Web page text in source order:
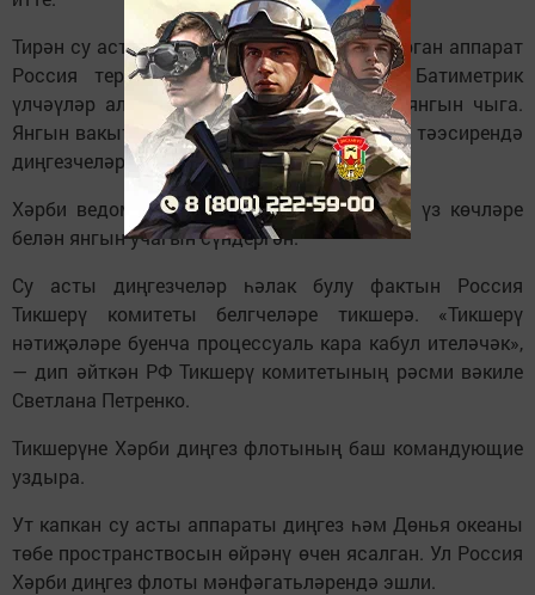
Тирән су астында фәнни-тикшеренү башкарган аппарат
Россия территориаль суларында була. Батиметрик
үлчәүләр алган вакытта аппарат эчендә янгын чыга.
Янгын вакытында чыккан агулы матдәләр тәэсирендә
диңгезчеләр һәлак була.
Хәрби ведомство хәбәр иткәнчә, команда үз көчләре
белән янгын учагын сүндергән.
Су асты диңгезчеләр һәлак булу фактын Россия
Тикшерү комитеты белгчеләре тикшерә. «Тикшерү
нәтиҗәләре буенча процессуаль кара кабул ителәчәк»,
— дип әйткән РФ Тикшерү комитетының рәсми вәкиле
Светлана Петренко.
Тикшерүне Хәрби диңгез флотының баш командующие
уздыра.
Ут капкан су асты аппараты диңгез һәм Дөнья океаны
төбе пространствосын өйрәнү өчен ясалган. Ул Россия
Хәрби диңгез флоты мәнфәгатьләрендә эшли.